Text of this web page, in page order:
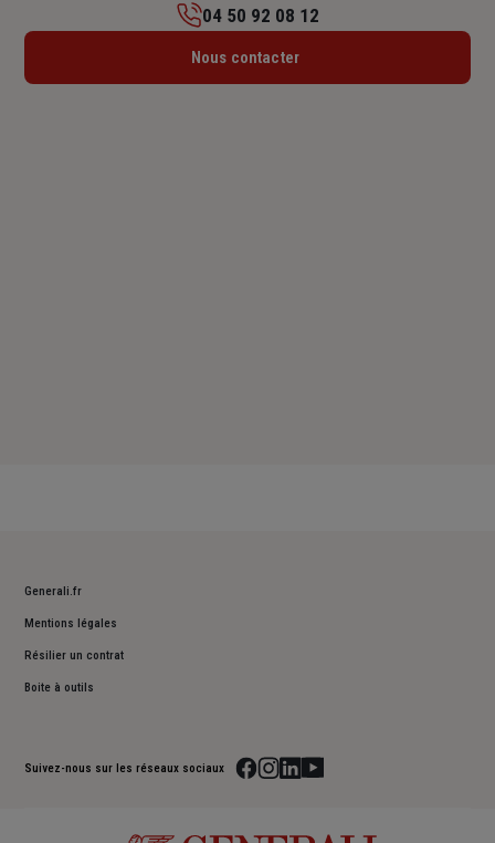
Lundi : 10h – 12h / 14h – 18h
04 50 92 08 12
Nous contacter
Generali.fr
Mentions légales
Résilier un contrat
Boite à outils
Suivez-nous sur les réseaux sociaux